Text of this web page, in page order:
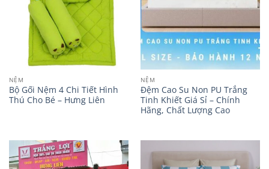
NỆM
Bộ Gối Nệm 4 Chi Tiết Hình
Thú Cho Bé – Hưng Liên
NỆM
Đệm Cao Su Non PU Trắng
Tinh Khiết Giá Sỉ – Chính
Hãng, Chất Lượng Cao